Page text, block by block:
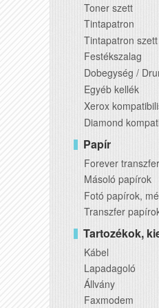
Toner szett
Tintapatron
Tintapatron szett
Festékszalag
Dobegység /
Egyéb kellék
Xerox
Diamond
Papír
Forever
Másoló papírok
Fotó papírok,
Transzfer
Tartozékok,
Kábel
Lapadagoló
Állvány
Faxmodem